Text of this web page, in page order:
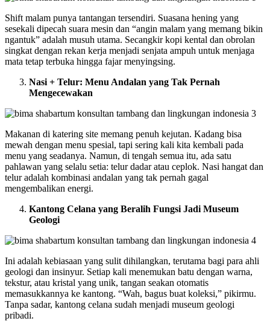
Shift malam punya tantangan tersendiri. Suasana hening yang
sesekali dipecah suara mesin dan “angin malam yang memang bikin
ngantuk” adalah musuh utama. Secangkir kopi kental dan obrolan
singkat dengan rekan kerja menjadi senjata ampuh untuk menjaga
mata tetap terbuka hingga fajar menyingsing.
Nasi + Telur: Menu Andalan yang Tak Pernah
Mengecewakan
Makanan di katering site memang penuh kejutan. Kadang bisa
mewah dengan menu spesial, tapi sering kali kita kembali pada
menu yang seadanya. Namun, di tengah semua itu, ada satu
pahlawan yang selalu setia: telur dadar atau ceplok. Nasi hangat dan
telur adalah kombinasi andalan yang tak pernah gagal
mengembalikan energi.
Kantong Celana yang Beralih Fungsi Jadi Museum
Geologi
Ini adalah kebiasaan yang sulit dihilangkan, terutama bagi para ahli
geologi dan insinyur. Setiap kali menemukan batu dengan warna,
tekstur, atau kristal yang unik, tangan seakan otomatis
memasukkannya ke kantong. “Wah, bagus buat koleksi,” pikirmu.
Tanpa sadar, kantong celana sudah menjadi museum geologi
pribadi.